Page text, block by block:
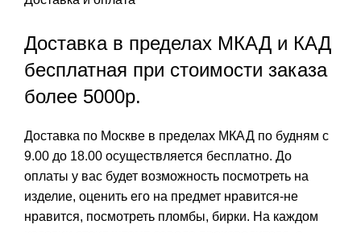
Доставка в пределах МКАД и КАД
бесплатная при стоимости заказа
более 5000р.
Доставка по Москве в пределах МКАД по будням с
9.00 до 18.00 осуществляется бесплатно. До
оплаты у вас будет возможность посмотреть на
изделие, оценить его на предмет нравится-не
нравится, посмотреть пломбы, бирки. На каждом